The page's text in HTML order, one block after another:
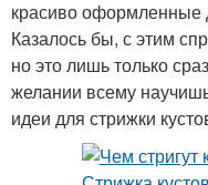
красиво оформленные
Казалось бы, с этим
но это лишь только
желании всему
идеи для стрижки